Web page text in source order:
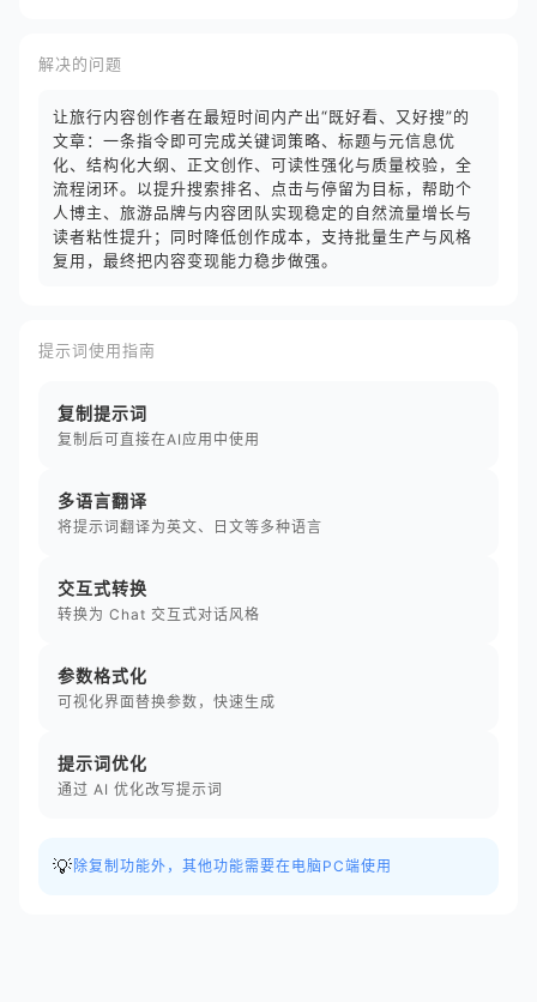
解决的问题
让旅行内容创作者在最短时间内产出“既好看、又好搜”的
文章：一条指令即可完成关键词策略、标题与元信息优
化、结构化大纲、正文创作、可读性强化与质量校验，全
流程闭环。以提升搜索排名、点击与停留为目标，帮助个
人博主、旅游品牌与内容团队实现稳定的自然流量增长与
读者粘性提升；同时降低创作成本，支持批量生产与风格
复用，最终把内容变现能力稳步做强。
提示词使用指南
复制提示词
复制后可直接在AI应用中使用
多语言翻译
将提示词翻译为英文、日文等多种语言
交互式转换
转换为 Chat 交互式对话风格
参数格式化
可视化界面替换参数，快速生成
提示词优化
通过 AI 优化改写提示词
💡 除复制功能外，其他功能需要在电脑PC端使用